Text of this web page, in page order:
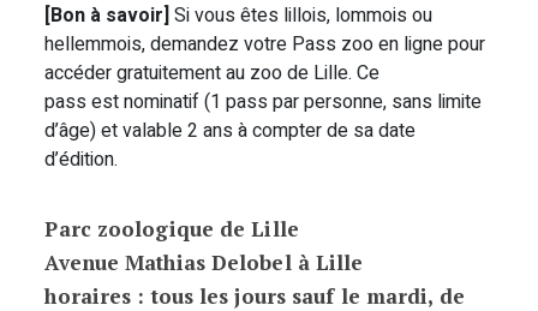
[Bon à savoir] Si vous êtes lillois, lommois ou
hellemmois, demandez votre Pass zoo en ligne pour
accéder gratuitement au zoo de Lille. Ce
pass est nominatif (1 pass par personne, sans limite
d’âge) et valable 2 ans à compter de sa date
d’édition.
Parc zoologique de Lille
Avenue Mathias Delobel à Lille
horaires : tous les jours sauf le mardi, de